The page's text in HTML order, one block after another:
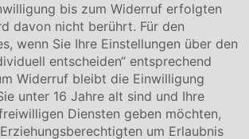
Einstellung
bis zum Widerruf erfolgten
davon nicht berührt. Für den
wenn Sie Ihre Einstellungen über den
entscheiden“ entsprechend
Widerruf bleibt die Einwilligung
unter 16 Jahre alt sind und Ihre
Diensten geben möchten,
um Erlaubnis